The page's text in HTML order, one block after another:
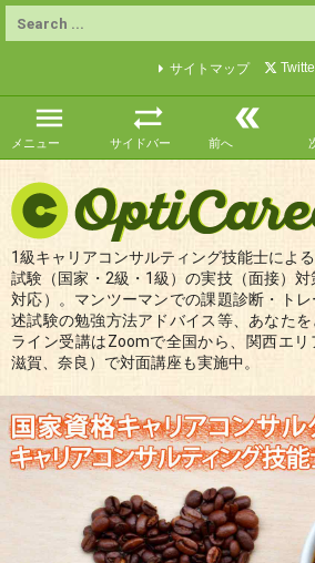

メニュー

サイドバー

前へ
サイトマップ
1級キャリアコンサルティング技能士によ
試験（国家・2級・1級）の実技（面接）
対応）。マンツーマンでの課題診断・ト
述試験の勉強方法アドバイス等、あなた
ライン受講はZoomで全国から、関西エリ
滋賀、奈良）で対面講座も実施中。